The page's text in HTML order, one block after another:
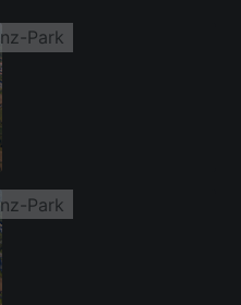
Park
Park